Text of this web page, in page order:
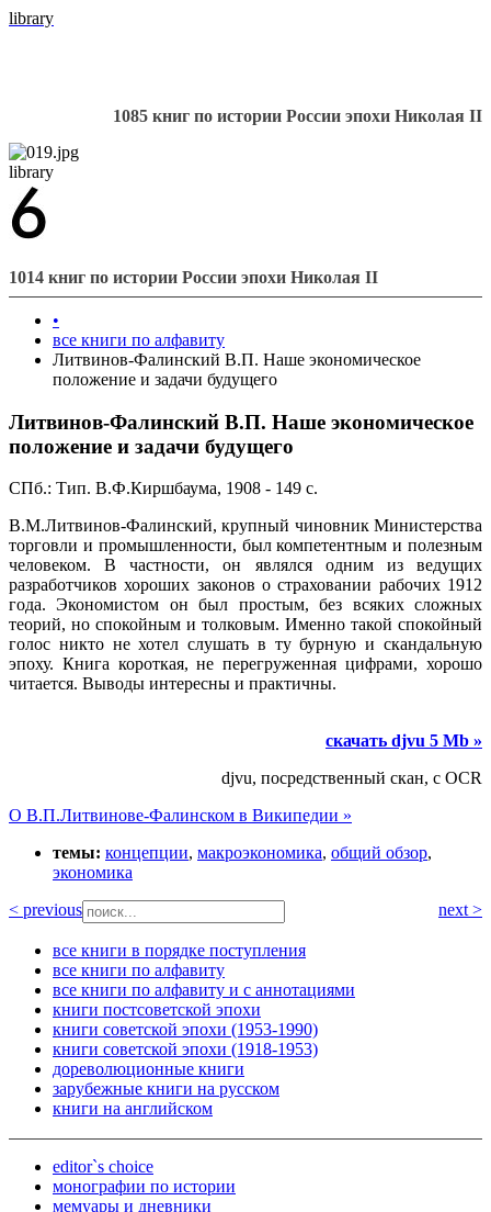
library
1085 книг по истории России эпохи Николая II
library
1014 книг по истории России эпохи Николая II
•
все книги по алфавиту
Литвинов-Фалинский В.П. Наше экономическое
положение и задачи будущего
Литвинов-Фалинский В.П. Наше экономическое
положение и задачи будущего
СПб.: Тип. В.Ф.Киршбаума, 1908 - 149 с.
В.М.Литвинов-Фалинский, крупный чиновник Министерства
торговли и промышленности, был компетентным и полезным
человеком. В частности, он являлся одним из ведущих
разработчиков хороших законов о страховании рабочих 1912
года. Экономистом он был простым, без всяких сложных
теорий, но спокойным и толковым. Именно такой спокойный
голос никто не хотел слушать в ту бурную и скандальную
эпоху. Книга короткая, не перегруженная цифрами, хорошо
читается. Выводы интересны и практичны.
скачать djvu 5 Mb »
djvu, посредственный скан, с OCR
О В.П.Литвинове-Фалинском в Википедии »
темы: концепции, макроэкономика, общий обзор,
экономика
< previous
next >
все книги в порядке поступления
все книги по алфавиту
все книги по алфавиту и с аннотациями
книги постсоветской эпохи
книги советской эпохи (1953-1990)
книги советской эпохи (1918-1953)
дореволюционные книги
зарубежные книги на русском
книги на английском
editor`s choice
монографии по истории
мемуары и дневники